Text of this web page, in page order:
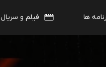
ها فیلم و سریال